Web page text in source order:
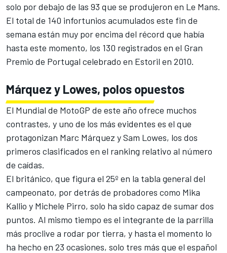
solo por debajo de las 93 que se produjeron en Le Mans.
El total de 140 infortunios acumulados este fin de
semana están muy por encima del récord que había
hasta este momento, los 130 registrados en el Gran
Premio de Portugal celebrado en Estoril en 2010.
Márquez y Lowes, polos opuestos
El Mundial de MotoGP de este año ofrece muchos
contrastes, y uno de los más evidentes es el que
protagonizan Marc Márquez y Sam Lowes, los dos
primeros clasificados en el ranking relativo al número
de caídas.
El británico, que figura el 25º en la tabla general del
campeonato, por detrás de probadores como Mika
Kallio y Michele Pirro, solo ha sido capaz de sumar dos
puntos. Al mismo tiempo es el integrante de la parrilla
más proclive a rodar por tierra, y hasta el momento lo
ha hecho en 23 ocasiones, solo tres más que el español